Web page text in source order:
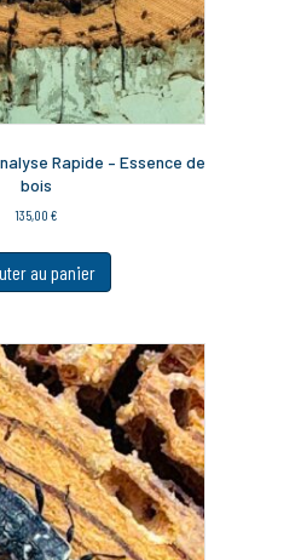
Rapide – Essence de
bois
135,00 €
au panier